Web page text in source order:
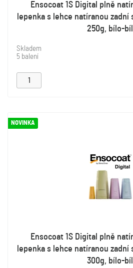
Ensocoat 1S Digital plně
lepenka s lehce natíranou zadní
250g, bílo-
Skladem
5 balení
NOVINKA
Ensocoat 1S Digital plně
lepenka s lehce natíranou zadní
300g, bílo-